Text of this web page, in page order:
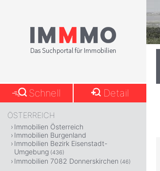
Schnell Detail
ÖSTERREICH
Immobilien Österreich
Immobilien Burgenland
Immobilien Bezirk Eisenstadt-
Umgebung (436)
Immobilien 7082 Donnerskirchen (46)